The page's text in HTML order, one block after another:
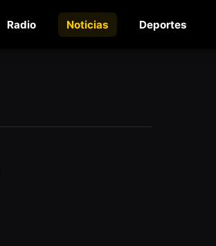
Radio Noticias Deportes